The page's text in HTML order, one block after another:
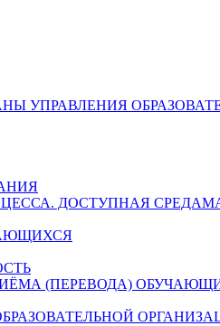
УПРАВЛЕНИЯ
(ПЕРЕВОДА)